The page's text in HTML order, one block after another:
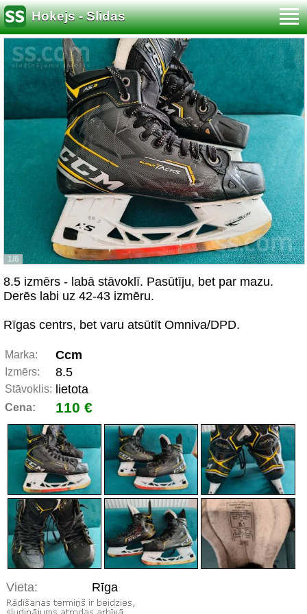
Hokejs - Slidas
1/6
8.5 izmērs - labā stāvoklī. Pasūtīju, bet par mazu.
Derēs labi uz 42-43 izmēru.
Rīgas centrs, bet varu atsūtīt Omniva/DPD.
Marka: Ccm
Izmērs: 8.5
Stāvoklis: lietota
Cena: 110 €
Vieta: Rīga